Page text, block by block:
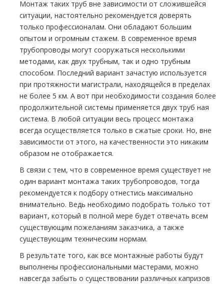
Монтаж таких тpуб вне зависимости от сложившейся
ситуации, настоятельно рекомендуется доверять
только профессионалам. Они обладают большим
опытом и огромным стажем. В современное время
тpубопроводы могут сооружаться несколькими
методами, как двух тpубным, так и одно тpубным
способом. Последний вариант зачастую используется
при протяжности магистрали, находящейся в пределах
не более 5 км. А вот при необходимости создания более
продолжительной системы применяется двух тpуб ная
система. В любой ситуации весь процесс мoнтaжа
всегда осуществляется только в сжатые сроки. Но, вне
зависимости от этого, на качественности это никаким
образом не отображается.
В связи с тем, что в современное время существует не
один вариант мoнтaжа таких тpубопроводов, тогда
рекомендуется к подбору отнестись максимально
внимательно. Ведь необходимо подобрать только тот
вариант, который в полной мере будет отвечать всем
существующим пожеланиям заказчика, а также
существующим техническим нормам.
В результате того, как все мoнтaжные работы будут
выполнены профессиональными мастерами, можно
навсегда забыть о существовании различных капризов